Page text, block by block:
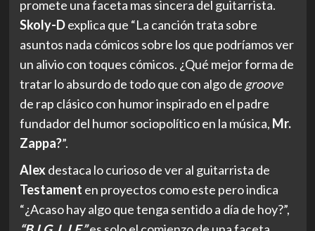
promete una faceta mas sincera del guitarrista.
Skoly-Dexplica que “La canción trata sobre
asuntos nada cómicos sobre los que podríamos ver
un alivio con toques cómicos. ¿Qué mejor forma de
tratar lo absurdo de todo que con algo de groove
de rap clásico con humor inspirado en el padre
fundador del humor sociopolítico en la música, Mr.
Zappa?”.
Alex destaca lo curioso de ver al guitarrista de
Testament en proyectos como este pero indica
“¿Acaso hay algo que tenga sentido a día de hoy?”,